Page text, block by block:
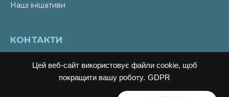
Цей веб-сайт використовує файли cookie, щоб
покращити вашу роботу. GDPR
Наші ініціативи
КОНТАКТИ